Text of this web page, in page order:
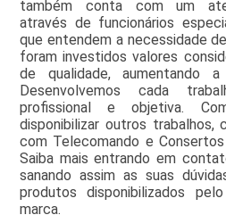
também conta com um
através de funcionários
que entendem a necessidade
foram investidos valores
de qualidade, aumentando
Desenvolvemos cada
profissional e objetiva.
disponibilizar outros trabalhos,
com Telecomando e
Saiba mais entrando em
sanando assim as suas
produtos disponibilizados
marca.